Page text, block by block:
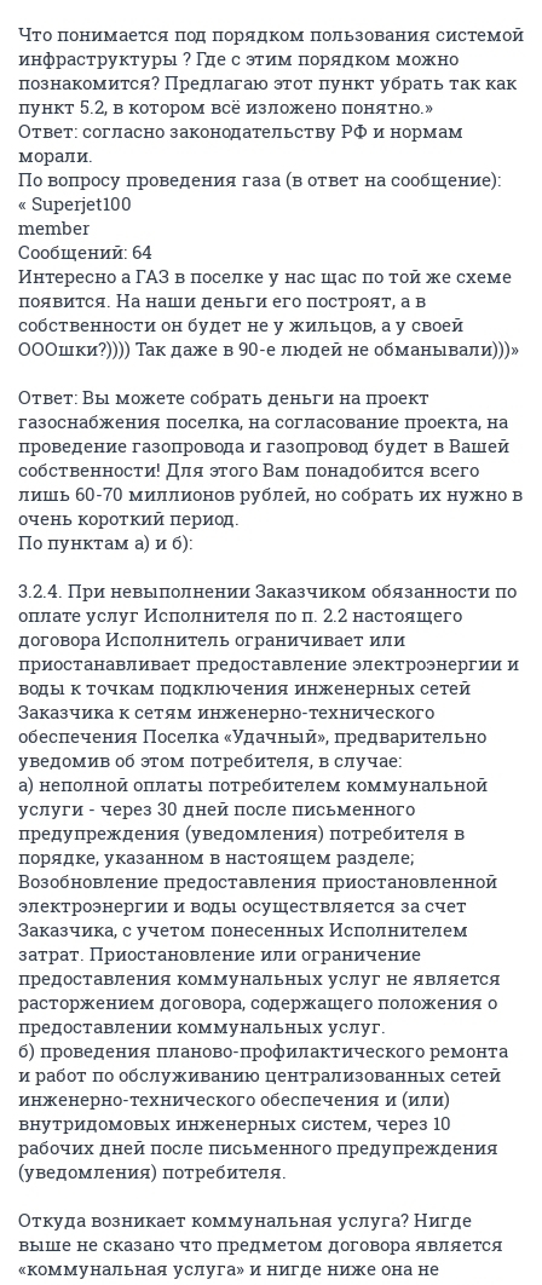
Что понимается под порядком пользования системой
инфраструктуры ? Где с этим порядком можно
познакомится? Предлагаю этот пункт убрать так как
пункт 5.2, в котором всё изложено понятно.»
Ответ: согласно законодательству РФ и нормам
морали.
По вопросу проведения газа (в ответ на сообщение):
« Superjet100
member
Сообщений: 64
Интересно а ГАЗ в поселке у нас щас по той же схеме
появится. На наши деньги его построят, а в
собственности он будет не у жильцов, а у своей
ОООшки?)))) Так даже в 90-е людей не обманывали)))»
Ответ: Вы можете собрать деньги на проект
газоснабжения поселка, на согласование проекта, на
проведение газопровода и газопровод будет в Вашей
собственности! Для этого Вам понадобится всего
лишь 60-70 миллионов рублей, но собрать их нужно в
очень короткий период.
По пунктам а) и б):
3.2.4. При невыполнении Заказчиком обязанности по
оплате услуг Исполнителя по п. 2.2 настоящего
договора Исполнитель ограничивает или
приостанавливает предоставление электроэнергии и
воды к точкам подключения инженерных сетей
Заказчика к сетям инженерно-технического
обеспечения Поселка «Удачный», предварительно
уведомив об этом потребителя, в случае:
а) неполной оплаты потребителем коммунальной
услуги - через 30 дней после письменного
предупреждения (уведомления) потребителя в
порядке, указанном в настоящем разделе;
Возобновление предоставления приостановленной
электроэнергии и воды осуществляется за счет
Заказчика, с учетом понесенных Исполнителем
затрат. Приостановление или ограничение
предоставления коммунальных услуг не является
расторжением договора, содержащего положения о
предоставлении коммунальных услуг.
б) проведения планово-профилактического ремонта
и работ по обслуживанию централизованных сетей
инженерно-технического обеспечения и (или)
внутридомовых инженерных систем, через 10
рабочих дней после письменного предупреждения
(уведомления) потребителя.
Откуда возникает коммунальная услуга? Нигде
выше не сказано что предметом договора является
«коммунальная услуга» и нигде ниже она не